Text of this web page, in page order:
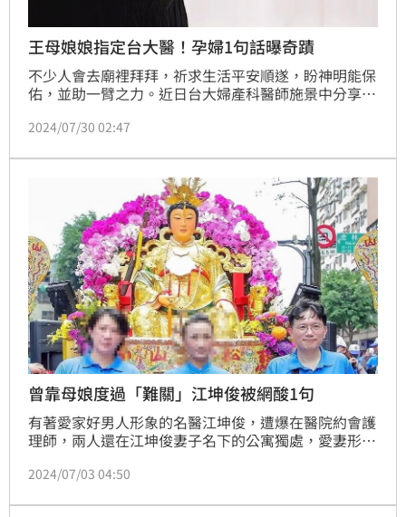
王母娘娘指定台大醫！孕婦1句話曝奇蹟
不少人會去廟裡拜拜，祈求生活平安順遂，盼神明能保
佑，並助一臂之力。近日台大婦產科醫師施景中分享，
娘娘竟降神開金口，指示她到台大醫院找他；果真，孕
2024/07/30 02:47
曾靠母娘度過「難關」江坤俊被網酸1句
有著愛家好男人形象的名醫江坤俊，遭爆在醫院約會護
理師，兩人還在江坤俊妻子名下的公寓獨處，愛妻形象
慈惠堂走春，透露曾有乩身師姐代母娘傳達，若有困
2024/07/03 04:50